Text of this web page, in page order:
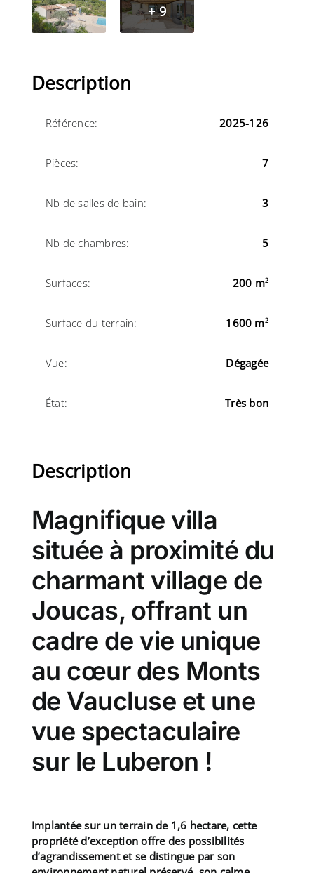
+ 9
Description
Référence: 2025-126
Pièces: 7
Nb de salles de bain: 3
Nb de chambres: 5
Surfaces: 200 m2
Surface du terrain: 1600 m2
Vue: Dégagée
État: Très bon
Description
Magnifique villa
située à proximité du
charmant village de
Joucas, offrant un
cadre de vie unique
au cœur des Monts
de Vaucluse et une
vue spectaculaire
sur le Luberon !
Implantée sur un terrain de 1,6 hectare, cette
propriété d’exception offre des possibilités
d’agrandissement et se distingue par son